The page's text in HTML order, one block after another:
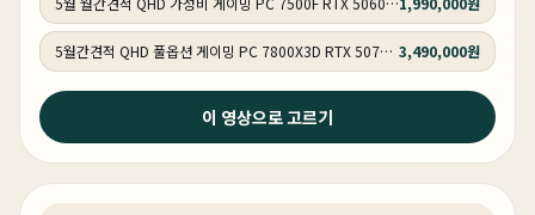
5월간견적 QHD 풀옵션 게이밍 PC 7800X3D RTX 5070 GY507 3,490,000원
이 영상으로 고르기
1주 전
이제 그만 망설이세요 지금 사는게 제일 쌉니다. 그리고 이
렇게 사세요